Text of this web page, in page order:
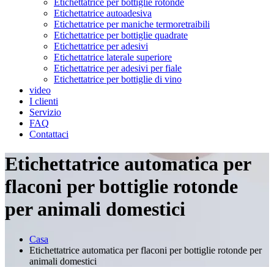
Etichettatrice per bottiglie rotonde
Etichettatrice autoadesiva
Etichettatrice per maniche termoretraibili
Etichettatrice per bottiglie quadrate
Etichettatrice per adesivi
Etichettatrice laterale superiore
Etichettatrice per adesivi per fiale
Etichettatrice per bottiglie di vino
video
I clienti
Servizio
FAQ
Contattaci
Etichettatrice automatica per
flaconi per bottiglie rotonde
per animali domestici
Casa
Etichettatrice automatica per flaconi per bottiglie rotonde per
animali domestici